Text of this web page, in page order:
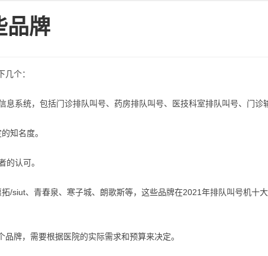
品牌
个：
系统，包括门诊排队叫号、药房排队叫号、医技科室排队叫号、门诊
知名度。
的认可。
/siut、青春泉、寒子城、朗歌斯等，这些品牌在2021年排队叫号机十
牌，需要根据医院的实际需求和预算来决定。